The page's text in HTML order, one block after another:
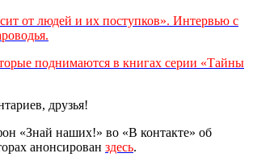
от людей и их поступков». Интервью с
поднимаются в книгах серии «Тайны
друзья!
«Знай наших!» во «В контакте» об
анонсирован здесь.